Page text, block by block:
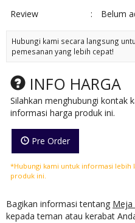
Review
: Belum
Hubungi kami secara langsung
pemesanan yang lebih cepat!
INFO HARGA
Silahkan menghubungi kontak
informasi harga produk ini.
Pre Order
*Hubungi kami untuk informasi lebih
produk ini.
Bagikan informasi tentang Meja
kepada teman atau kerabat